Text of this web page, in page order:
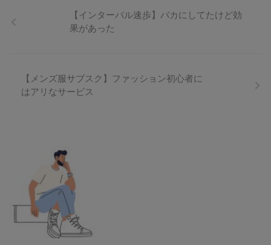
【インターバル速歩】バカにしてたけど効
果があった
【メンズ服サブスク】ファッション初心者に
はアリなサービス